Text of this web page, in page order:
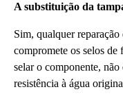
A substituição da
Sim, qualquer
compromete os selos
selar o componente,
resistência à água